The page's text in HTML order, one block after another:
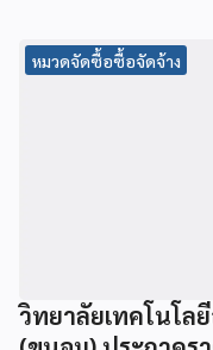
หมวดจัดซื้อซื้อจัดจ้าง
วิทยาลัยเทคโนโล